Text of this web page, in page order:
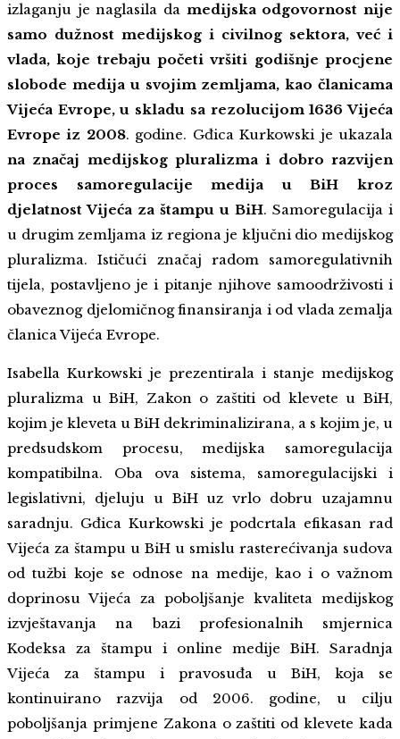
izlaganju je naglasila da medijska odgovornost nije
samo dužnost medijskog i civilnog sektora, već i
vlada, koje trebaju početi vršiti godišnje procjene
slobode medija u svojim zemljama, kao članicama
Vijeća Evrope, u skladu sa rezolucijom 1636 Vijeća
Evrope iz 2008. godine. Gđica Kurkowski je ukazala
na značaj medijskog pluralizma i dobro razvijen
proces samoregulacije
medija u BiH
kroz
djelatnost Vijeća za štampu u BiH. Samoregulacija i
u drugim zemljama iz regiona je ključni dio medijskog
pluralizma. Ističući značaj radom samoregulativnih
tijela, postavljeno je i pitanje njihove samoodrživosti i
obaveznog djelomičnog finansiranja i od vlada zemalja
članica Vijeća Evrope.
Isabella Kurkowski je prezentirala i stanje medijskog
pluralizma u BiH, Zakon o zaštiti od klevete u BiH,
kojim je kleveta u BiH dekriminalizirana, a s kojim je, u
predsudskom procesu, medijska samoregulacija
kompatibilna. Oba ova sistema, samoregulacijski i
legislativni, djeluju u BiH uz vrlo dobru uzajamnu
saradnju. Gđica Kurkowski je podcrtala efikasan rad
Vijeća za štampu u BiH u smislu rasterećivanja sudova
od tužbi koje se odnose na medije, kao i o važnom
doprinosu Vijeća za poboljšanje kvaliteta medijskog
izvještavanja na bazi profesionalnih smjernica
Kodeksa za štampu i online medije BiH. Saradnja
Vijeća za štampu i pravosuđa u BiH, koja se
kontinuirano razvija od 2006. godine, u cilju
poboljšanja primjene Zakona o zaštiti od klevete kada